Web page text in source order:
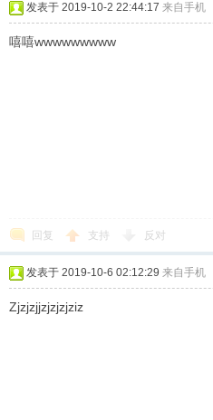
发表于 2019-10-2 22:44:17 来自手机
嘻嘻wwwwwwwww
回复 支持 反对
发表于 2019-10-6 02:12:29 来自手机
Zjzjzjjzjzjzjziz